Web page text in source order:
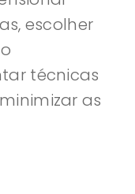
escolher
técnicas
as